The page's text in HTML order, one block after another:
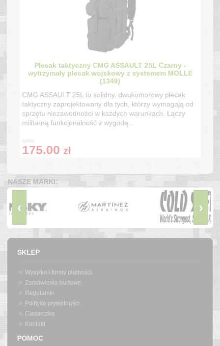
Plecak taktyczny CMG ASSAULT 25L Czarny -
wytrzymały plecak wojskowy z systemem MOLLE
(1349)
CMG ASSAULT 25L to solidny, dwukomorowy plecak
taktyczny zaprojektowany dla tych, którzy wymagają od
sprzętu niezawodności w każdych warunkach. Łączy
militarną funkcjonalność z wygodą...
cena:
175.00 zł
NASZE MARKI:
‹ ›
SKLEP
Wysyłka i formy płatności
Zamówienia hurtowe
Regulamin
Polityka prywatności
Ciasteczka
Kontakt
POMOC